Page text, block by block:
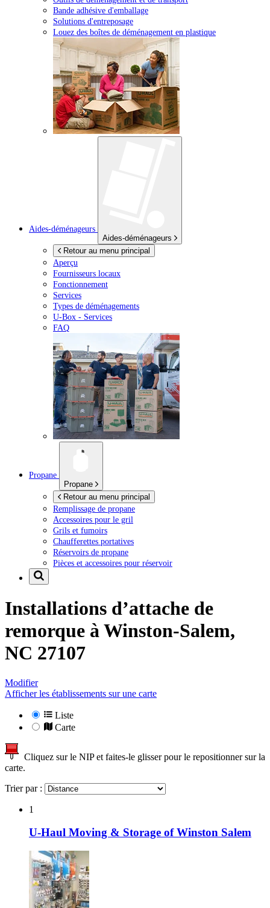
Bande adhésive d'emballage
Solutions d'entreposage
Louez des boîtes de déménagement en plastique
Aides-déménageurs
Aides-déménageurs
Retour au menu principal
Aperçu
Fournisseurs locaux
Fonctionnement
Services
Types de déménagements
U-Box - Services
FAQ
Propane
Propane
Retour au menu principal
Remplissage de propane
Accessoires pour le gril
Grils et fumoirs
Chaufferettes portatives
Réservoirs de propane
Pièces et accessoires pour réservoir
Installations d’attache de
remorque à Winston-Salem,
NC 27107
Modifier
Afficher les établissements sur une carte
Liste
Carte
Cliquez sur le NIP et faites-le glisser pour le repositionner sur la
carte.
Trier par :
1
U-Haul Moving & Storage of Winston Salem